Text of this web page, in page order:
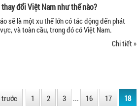
đổi Việt Nam như thế nào?
sẽ là một xu thế lớn có tác động đến phát
và toàn cầu, trong đó có Việt Nam.
Chi tiết »
trước 1 2 3 ... 16 17 18